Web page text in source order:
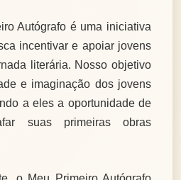
Autógrafo é uma iniciativa
incentivar e apoiar jovens
literária. Nosso objetivo
e imaginação dos jovens
a eles a oportunidade de
suas primeiras obras